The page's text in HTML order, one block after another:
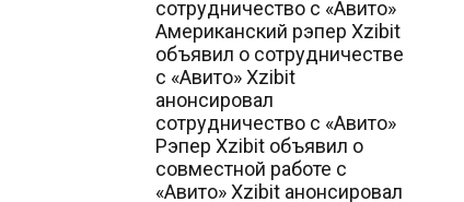
сотрудничество с «Авито»
Американский рэпер Xzibit
объявил о сотрудничестве
с «Авито» Xzibit
анонсировал
сотрудничество с «Авито»
Рэпер Xzibit объявил о
совместной работе с
«Авито» Xzibit анонсировал